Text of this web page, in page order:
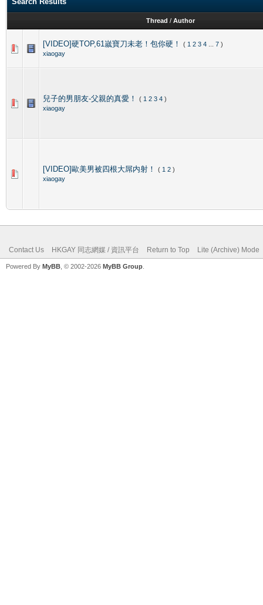
Thread / Author
[VIDEO]硬TOP,61嵗寶刀未老！包你硬！ ( 1 2 3 4 7 )
xiaogay
兒子的男朋友-父親的真愛！ ( 1 2 3 4 )
xiaogay
[VIDEO]歐美男被四根大屌内射！ ( 1 2 )
xiaogay
Contact Us HKGAY 同志網媒 / 資訊平台 Return to Top Lite (Archive) Mode
Powered By MyBB , © 2002-2026 MyBB Group